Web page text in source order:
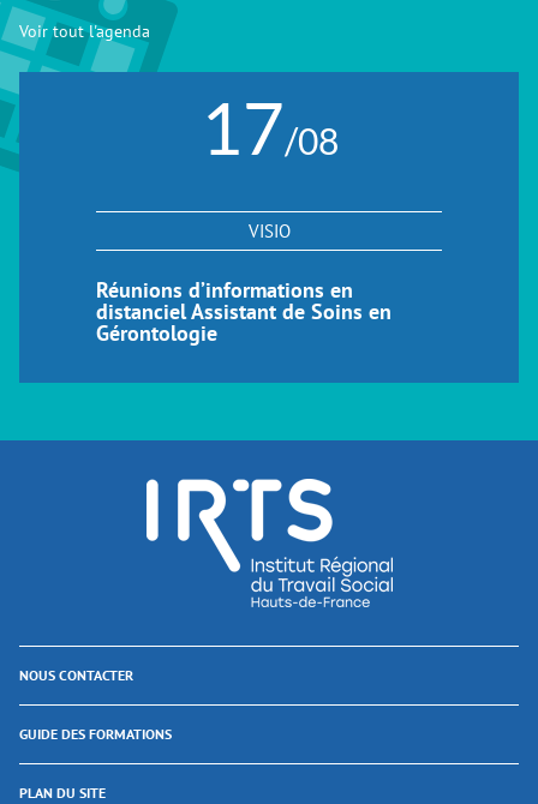
Voir tout l'agenda
17/08
VISIO
Réunions d’informations en
distanciel Assistant de Soins en
Gérontologie
NOUS CONTACTER
GUIDE DES FORMATIONS
PLAN DU SITE